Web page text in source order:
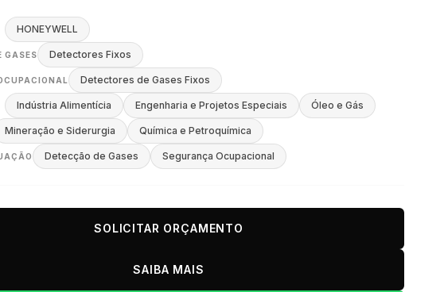
HONEYWELL
GASES Detectores Fixos
Detectores de Gases Fixos
Indústria Alimentícia Engenharia e Projetos Especiais Óleo e Gás
Mineração e Siderurgia Química e Petroquímica
Detecção de Gases Segurança Ocupacional
SOLICITAR ORÇAMENTO
SAIBA MAIS